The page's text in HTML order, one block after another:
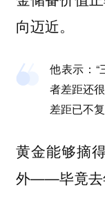
向迈近。
他表示：
者差距还
差距已不
黄金能够摘
外——毕竟去